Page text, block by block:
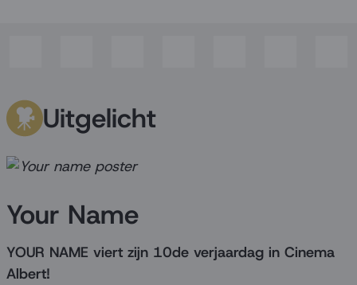
Uitgelicht
Your Name
YOUR NAME viert zijn 10de verjaardag in Cinema
Albert!